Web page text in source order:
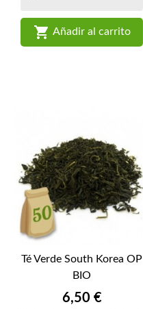
 Añadir al carrito
Té Verde South Korea OP
BIO
Precio
6,50 €